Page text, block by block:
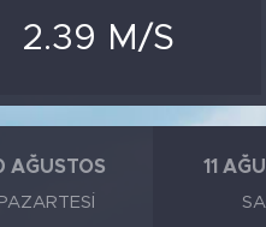
2.39 M/S
AĞUSTOS 11